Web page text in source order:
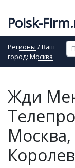
Poisk-
Регионы / Ваш
город: Москва
Жди